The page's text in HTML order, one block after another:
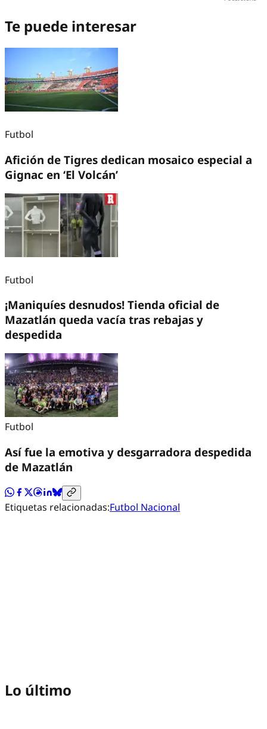
Te puede interesar
Futbol
Afición de Tigres dedican mosaico especial a
Gignac en ‘El Volcán’
Futbol
¡Maniquíes desnudos! Tienda oficial de
Mazatlán queda vacía tras rebajas y
despedida
Futbol
Así fue la emotiva y desgarradora despedida
de Mazatlán
Etiquetas relacionadas:Futbol Nacional
Lo último